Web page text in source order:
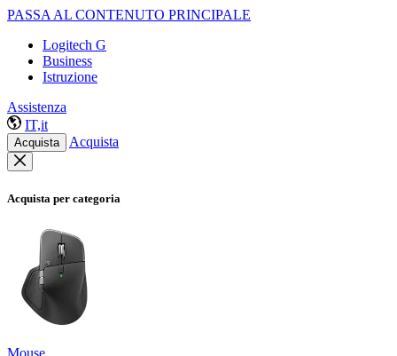
PASSA AL CONTENUTO PRINCIPALE
Logitech G
Business
Istruzione
Assistenza
IT,it
Acquista Acquista
Acquista per categoria
Mouse